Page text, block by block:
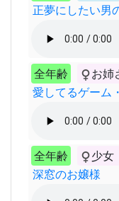
正夢にしたい男
全年齢 お姉
愛してるゲーム
全年齢 少女
深窓のお嬢様